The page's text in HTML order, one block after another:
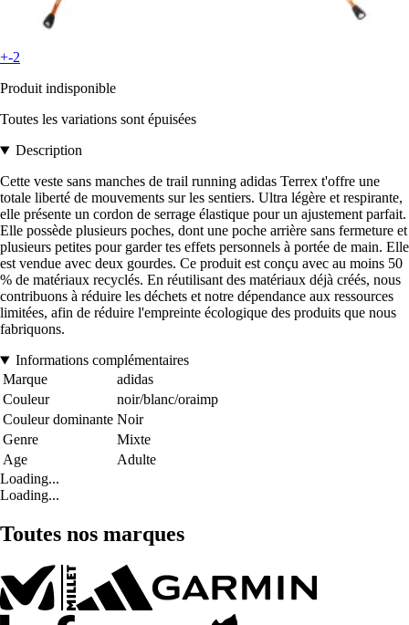
+-2
Produit indisponible
Toutes les variations sont épuisées
Description
Cette veste sans manches de trail running adidas Terrex t'offre une
totale liberté de mouvements sur les sentiers. Ultra légère et respirante,
elle présente un cordon de serrage élastique pour un ajustement parfait.
Elle possède plusieurs poches, dont une poche arrière sans fermeture et
plusieurs petites pour garder tes effets personnels à portée de main. Elle
est vendue avec deux gourdes. Ce produit est conçu avec au moins 50
% de matériaux recyclés. En réutilisant des matériaux déjà créés, nous
contribuons à réduire les déchets et notre dépendance aux ressources
limitées, afin de réduire l'empreinte écologique des produits que nous
fabriquons.
Informations complémentaires
Marque
adidas
Couleur
noir/blanc/oraimp
Couleur dominante Noir
Genre
Mixte
Age
Adulte
Loading...
Loading...
Toutes nos marques